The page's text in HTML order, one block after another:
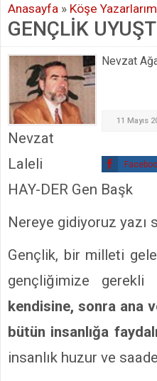
Anasayfa » Köşe
GENÇLİK
Nevzat
11 Mayıs
Nevzat
Laleli
HAY-DER Gen
Nereye gidiyoruz yazı
Gençlik, bir milleti
gençliğimize gerekli
kendisine, sonra ana
bütün insanlığa
insanlık huzur ve